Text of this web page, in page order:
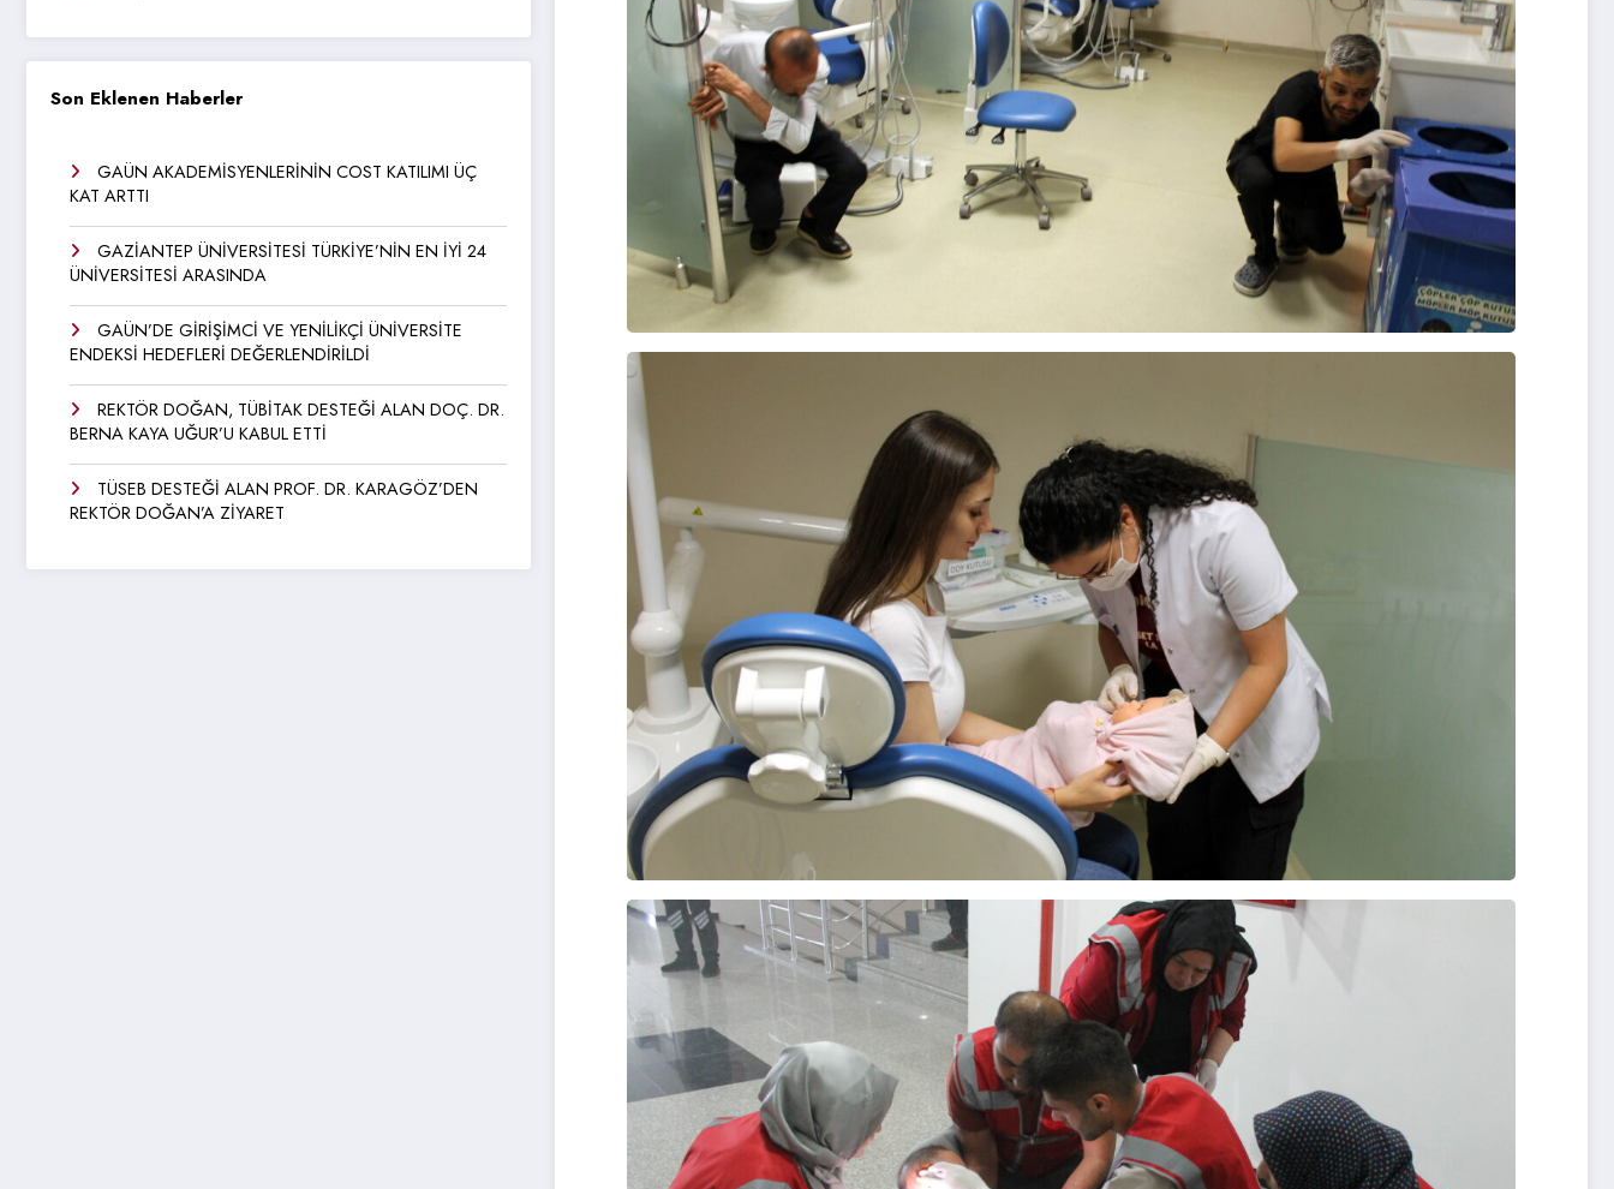
Son Eklenen Haberler
GAÜN AKADEMİSYENLERİNİN COST KATILIMI ÜÇ
KAT ARTTI
GAZİANTEP ÜNİVERSİTESİ TÜRKİYE’NİN EN İYİ 24
ÜNİVERSİTESİ ARASINDA
GAÜN’DE GİRİŞİMCİ VE YENİLİKÇİ ÜNİVERSİTE
ENDEKSİ HEDEFLERİ DEĞERLENDİRİLDİ
REKTÖR DOĞAN, TÜBİTAK DESTEĞİ ALAN DOÇ. DR.
BERNA KAYA UĞUR’U KABUL ETTİ
TÜSEB DESTEĞİ ALAN PROF. DR. KARAGÖZ’DEN
REKTÖR DOĞAN’A ZİYARET